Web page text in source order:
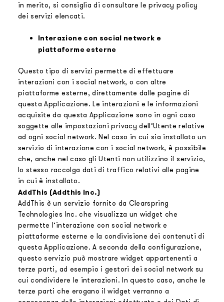
in merito, si consiglia di consultare le privacy policy
dei servizi elencati.
Interazione con social network e
piattaforme esterne
Questo tipo di servizi permette di effettuare
interazioni con i social network, o con altre
piattaforme esterne, direttamente dalle pagine di
questa Applicazione. Le interazioni e le informazioni
acquisite da questa Applicazione sono in ogni caso
soggette alle impostazioni privacy dell’Utente relative
ad ogni social network. Nel caso in cui sia installato un
servizio di interazione con i social network, è possibile
che, anche nel caso gli Utenti non utilizzino il servizio,
lo stesso raccolga dati di traffico relativi alle pagine
in cui è installato.
AddThis (Addthis Inc.)
AddThis è un servizio fornito da Clearspring
Technologies Inc. che visualizza un widget che
permette l’interazione con social network e
piattaforme esterne e la condivisione dei contenuti di
questa Applicazione. A seconda della configurazione,
questo servizio può mostrare widget appartenenti a
terze parti, ad esempio i gestori dei social network su
cui condividere le interazioni. In questo caso, anche le
terze parti che erogano il widget verranno a